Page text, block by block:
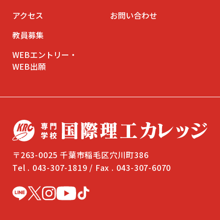
アクセス
教員募集
WEBエントリー・
WEB出願
お問い合わせ
〒263-0025 千葉市稲毛区穴川町386
Tel . 043-307-1819 / Fax . 043-307-6070